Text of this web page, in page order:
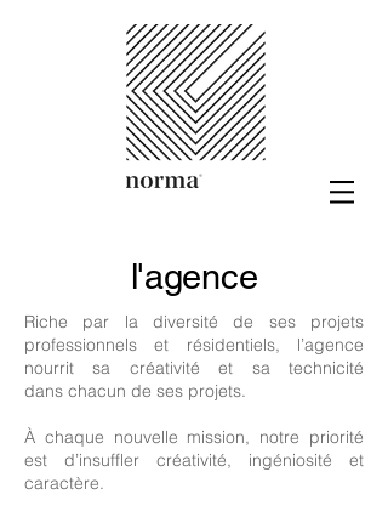
l'agence
Riche par la diversité de ses projets
professionnels et résidentiels, l’agence
nourrit sa créativité et sa technicité
dans chacun de ses projets.
À chaque nouvelle mission, notre priorité
est d’insuffler créativité, ingéniosité et
caractère.